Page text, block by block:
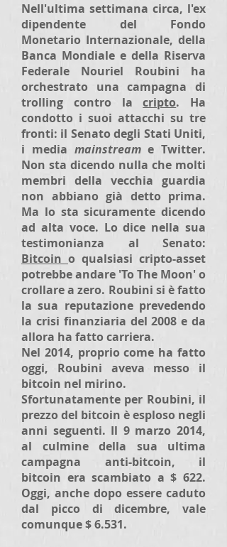
Nell'ultima settimana circa, l'ex
dipendente del Fondo
Monetario Internazionale, della
Banca Mondiale e della Riserva
Federale Nouriel Roubini ha
orchestrato una campagna di
trolling contro lacripto. Ha
condotto i suoi attacchi su tre
fronti: il Senato degli Stati Uniti,
i media mainstreame Twitter.
Non sta dicendo nulla che molti
membri della vecchia guardia
non abbiano già detto prima.
Ma lo sta sicuramente dicendo
ad alta voce. Lo dice nella sua
testimonianza al Senato:
Bitcoin o qualsiasi cripto-asset
potrebbe andare 'To The Moon' o
crollare a zero. Roubini si è fatto
la sua reputazione prevedendo
la crisi finanziaria del 2008 e da
allora ha fatto carriera.
Nel 2014, proprio come ha fatto
oggi, Roubini aveva messo il
bitcoin nel mirino.
Sfortunatamente per Roubini, il
prezzo del bitcoin è esploso negli
anni seguenti. Il 9 marzo 2014,
al culmine della sua ultima
campagna anti-bitcoin, il
bitcoin era scambiato a $ 622.
Oggi, anche dopo essere caduto
dal picco di dicembre, vale
comunque $ 6.531.